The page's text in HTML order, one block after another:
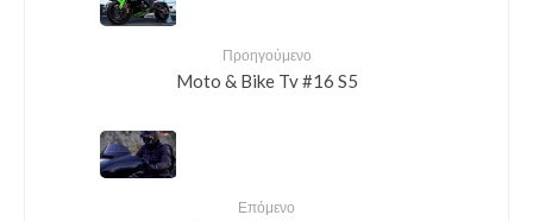
Προηγούμενο
Moto & Bike Tv #16 S5
Επόμενο